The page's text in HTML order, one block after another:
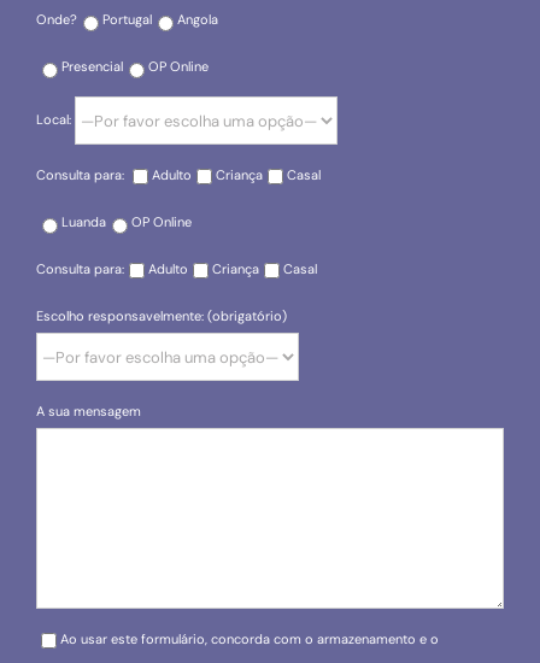
Onde? Portugal Angola
Presencial OP Online
Local:
Consulta para: Adulto Criança Casal
Luanda OP Online
Consulta para: Adulto Criança Casal
Escolho responsavelmente: (obrigatório)
A sua mensagem
Please leave this field empty.
Ao usar este formulário, concorda com o armazenamento e o